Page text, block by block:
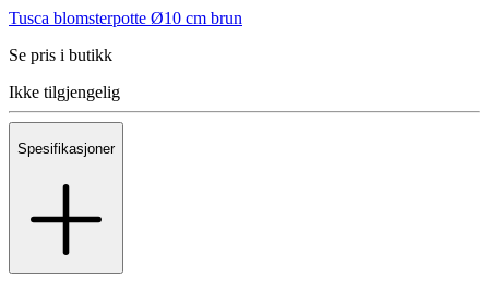
Tusca blomsterpotte Ø10 cm brun
Se pris i butikk
Ikke tilgjengelig
Spesifikasjoner